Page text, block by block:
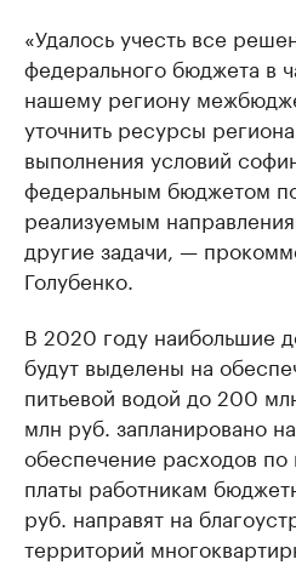
«Удалось учесть все
федерального бюджета в
нашему региону
уточнить ресурсы
выполнения условий
федеральным бюджетом
реализуемым
другие задачи, —
Голубенко.
В 2020 году наибольшие
будут выделены на
питьевой водой до 200
млн руб. запланировано
обеспечение расходов по
платы работникам
руб. направят на
территорий